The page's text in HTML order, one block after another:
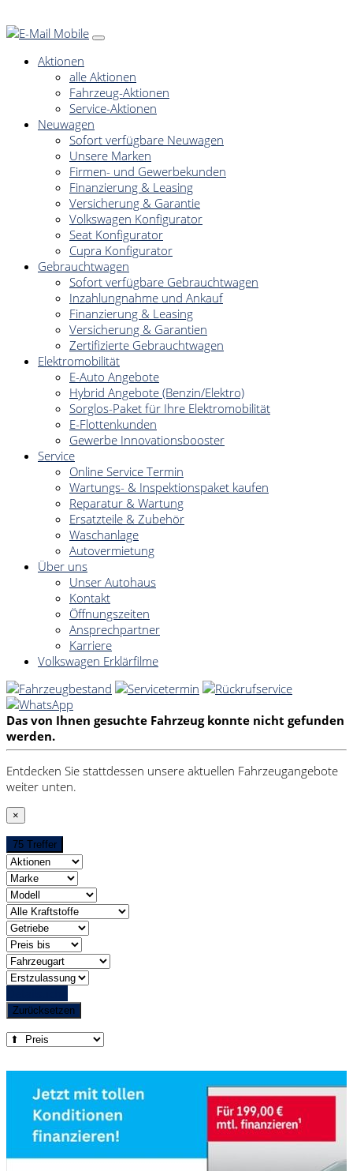
Aktionen
alle Aktionen
Fahrzeug-Aktionen
Service-Aktionen
Neuwagen
Sofort verfügbare Neuwagen
Unsere Marken
Firmen- und Gewerbekunden
Finanzierung & Leasing
Versicherung & Garantie
Volkswagen Konfigurator
Seat Konfigurator
Cupra Konfigurator
Gebrauchtwagen
Sofort verfügbare Gebrauchtwagen
Inzahlungnahme und Ankauf
Finanzierung & Leasing
Versicherung & Garantien
Zertifizierte Gebrauchtwagen
Elektromobilität
E-Auto Angebote
Hybrid Angebote (Benzin/Elektro)
Sorglos-Paket für Ihre Elektromobilität
E-Flottenkunden
Gewerbe Innovationsbooster
Service
Online Service Termin
Wartungs- & Inspektionspaket kaufen
Reparatur & Wartung
Ersatzteile & Zubehör
Waschanlage
Autovermietung
Über uns
Unser Autohaus
Kontakt
Öffnungszeiten
Ansprechpartner
Karriere
Volkswagen Erklärfilme
Das von Ihnen gesuchte Fahrzeug konnte nicht gefunden
werden.
Entdecken Sie stattdessen unsere aktuellen Fahrzeugangebote
weiter unten.
×
75 Treffer
Zurücksetzen